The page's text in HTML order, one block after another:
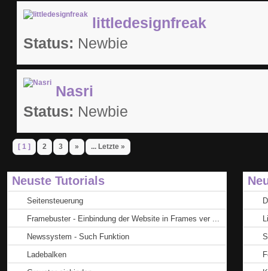
littledesignfreak
Status: Newbie
Nasri
Status: Newbie
[ 1 ] 2 3 » ... Letzte »
Neuste Tutorials
Seitensteuerung
Framebuster - Einbindung der Website in Frames ver ...
Newssystem - Such Funktion
Ladebalken